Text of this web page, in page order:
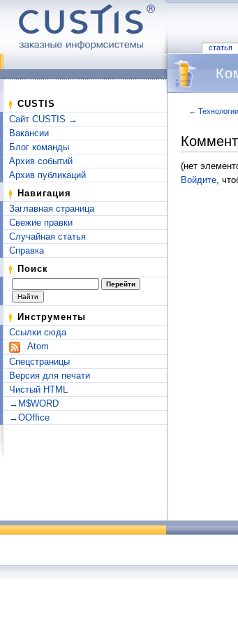
статья
CUSTIS
Сайт CUSTIS →
Вакансии
Блог команды
Архив событий
Архив публикаций
Навигация
Заглавная страница
Свежие правки
Случайная статья
Справка
Поиск
Инструменты
Ссылки сюда
Atom
Спецстраницы
Версия для печати
Чистый HTML
→M$WORD
→OOffice
←
(нет
Войдите,